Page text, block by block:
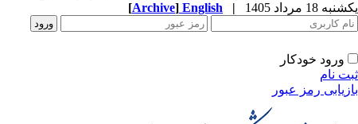
یکشنبه 18 مرداد 1405 |
English
[Archive]
ورود خودکار
ثبت نام
بازیابی رمز عبور